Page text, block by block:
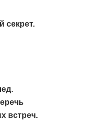
секрет.
встреч.